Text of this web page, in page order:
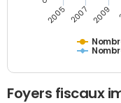
2005 2007 2009
Foyers fiscaux